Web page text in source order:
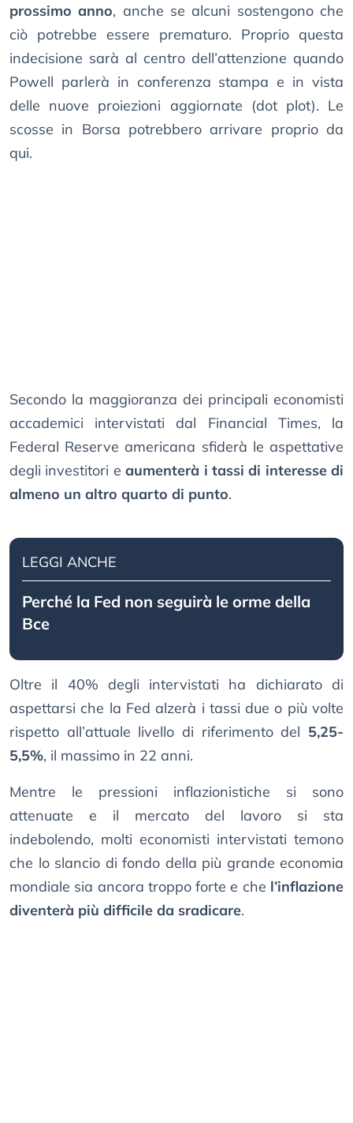
prossimo anno, anche se alcuni sostengono che
ciò potrebbe essere prematuro. Proprio questa
indecisione sarà al centro dell’attenzione quando
Powell parlerà in conferenza stampa e in vista
delle nuove proiezioni aggiornate (dot plot). Le
scosse in Borsa potrebbero arrivare proprio da
qui.
Secondo la maggioranza dei principali economisti
accademici intervistati dal Financial Times, la
Federal Reserve americana sfiderà le aspettative
degli investitori eaumenterà i tassi di interesse di
almeno un altro quarto di punto.
LEGGI ANCHE
Perché la Fed non seguirà le orme della
Bce
Oltre il 40% degli intervistati ha dichiarato di
aspettarsi che la Fed alzerà i tassi due o più volte
rispetto all’attuale livello di riferimento del 5,25-
5,5%, il massimo in 22 anni.
Mentre le pressioni inflazionistiche si sono
attenuate e il mercato del lavoro si sta
indebolendo, molti economisti intervistati temono
che lo slancio di fondo della più grande economia
mondiale sia ancora troppo forte e che l’inflazione
diventerà più difficile da sradicare.